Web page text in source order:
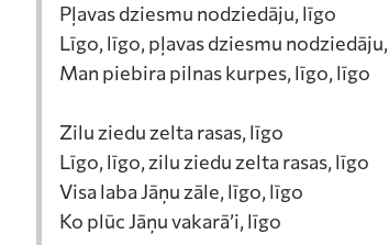
Pļavas dziesmu nodziedāju, līgo
Līgo, līgo, pļavas dziesmu
Man piebira pilnas kurpes, līgo, līgo
Zilu ziedu zelta rasas, līgo
Līgo, līgo, zilu ziedu zelta rasas, līgo
Visa laba Jāņu zāle, līgo, līgo
Ko plūc Jāņu vakarā’i, līgo